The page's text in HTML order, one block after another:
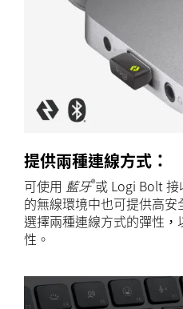
提供兩種連線方式：
可使用 藍牙®或 Logi Bolt
的無線環境中也可提供高
選擇兩種連線方式的彈性，
性。